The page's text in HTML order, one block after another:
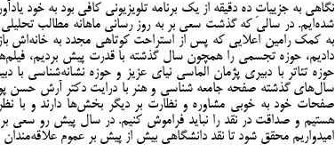
نگاهی به جزییاتِ ده دقیقه از یک برنامه تلویزیونی کافی بود به خود
شده‌ایم. در سالی که گذشت سعی بر به روز رسانی ماهانه مطالب
به کمک رامین اعلایی که پس از استراحت کوتاهی مجدد به خانه‌اش
دادیم، حوزه تجسمی را همچون سال گذشته با قدرت پیش بردیم،
حوزه تئاتر با دبیری پژمان الماسی نیای عزیز و حوزه
سال‌های گذشته صفحه جامعه شناسی و هنر با درایت دکتر آرش حسن
صفحات خود به خوبی مشاوره و نظارت بر دیگر بخش‌ها دارند و با
هستیم و صداقت در نقد را نباید فراموش کنیم. در سال پیش رو سعی
امیدواریم محقق شود تا نقد دانشگاهی بیش از پیش بر عموم علاقه‌مندان